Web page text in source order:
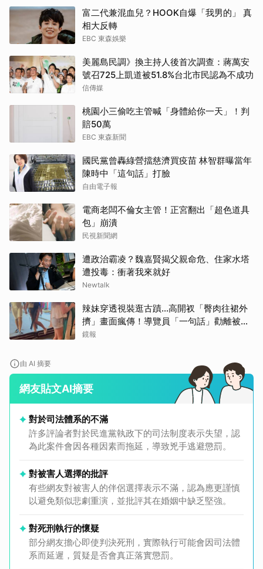
富二代兼混血兒？HOOK自爆「我男的」 真
相大反轉
EBC 東森娛樂
美麗島民調》換主持人後首次調查：蔣萬安
號召725上凱道被51.8%台北市民認為不成功
信傳媒
桃園小三偷吃主管喊「身體給你一天」！判
賠50萬
EBC 東森新聞
國民黨曾轟綠營擋慈濟買疫苗 林智群曝當年
陳時中「這句話」打臉
自由電子報
電商老闆不倫女主管！正宮翻出「超色道具
包」崩潰
民視新聞網
遭政治霸凌？魏嘉賢揭父親命危、住家水塔
遭投毒：衝著我來就好
Newtalk
辣妹穿透視裝逛古蹟…高開衩「臀肉往裙外
擠」畫面瘋傳！導覽員「一句話」勸離被狂
讚
鏡報
由 AI 摘要
網友貼文AI摘要
對於司法體系的不滿
許多評論者對於民進黨執政下的司法制度表示失望，認
為此案件會因各種因素而拖延，導致兇手逃避懲罰。
對被害人選擇的批評
有些網友對被害人的伴侶選擇表示不滿，認為應更謹慎
以避免類似悲劇重演，並批評其在婚姻中缺乏堅強。
對死刑執行的懷疑
部分網友擔心即使判決死刑，實際執行可能會因司法體
系而延遲，質疑是否會真正落實懲罰。